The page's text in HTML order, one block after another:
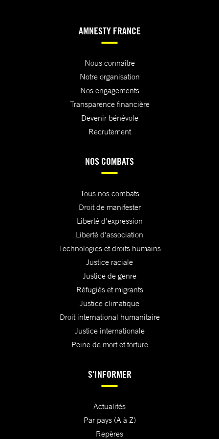
AMNESTY FRANCE
Nous connaître
Notre organisation
Nos engagements
Transparence financière
Devenir bénévole
Recrutement
NOS COMBATS
Tous nos combats
Droit de manifester
Liberté d'expression
Liberté d'association
Technologies et droits humains
Justice raciale
Justice de genre
Réfugiés et migrants
Justice climatique
Droit international humanitaire
Justice internationale
Peine de mort et torture
S'INFORMER
Actualités
Par pays (A à Z)
Repères